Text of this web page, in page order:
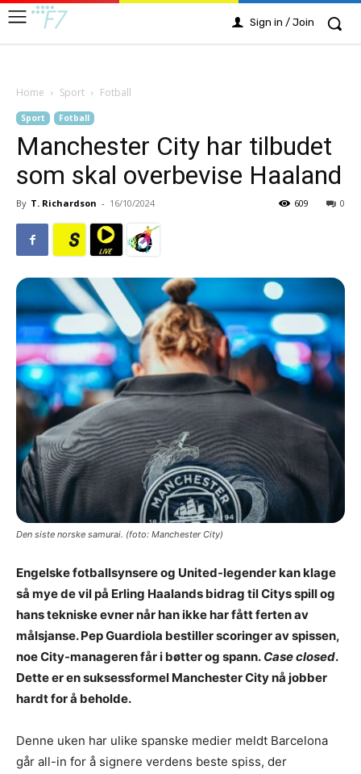
Sign in / Join
Home Sport Fotball
Sport Fotball
Manchester City har tilbudet
som skal overbevise Haaland
By T. Richardson - 16/10/2024 0
609
Den siste norske samurai. (foto: Manchester City)
Engelske fotballsynsere og United-legender kan klage
så mye de vil på Erling Haalands bidrag til Citys spill og
hans tekniske evner når han ikke har fått ferten av
målsjanse. Pep Guardiola bestiller scoringer av spissen,
noe City-manageren får i bøtter og spann. Case closed.
Dette er en suksessformel Manchester City nå jobber
hardt for å beholde.
Denne uken har ulike spanske medier meldt Barcelona
går all-in for å signere verdens beste spiss, der